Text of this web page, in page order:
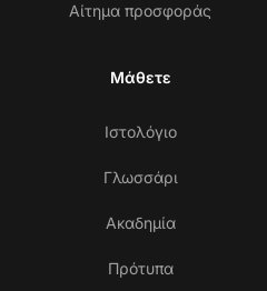
Αίτημα προσφοράς
Μάθετε
Ιστολόγιο
Γλωσσάρι
Ακαδημία
Πρότυπα